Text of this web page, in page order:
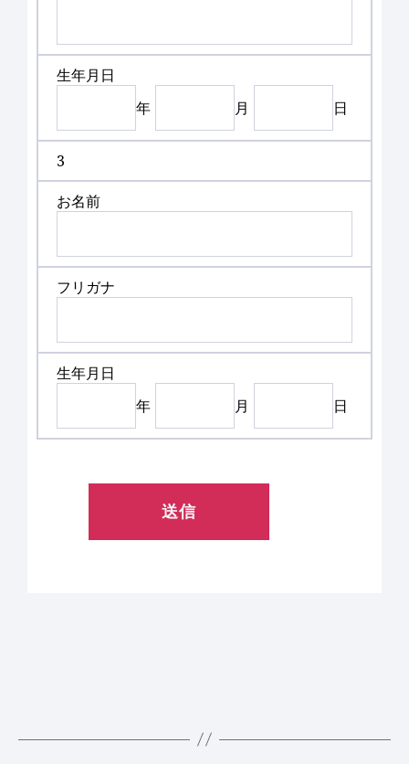
生年月日
年
月 日
3
お名前
フリガナ
生年月日
年
月 日